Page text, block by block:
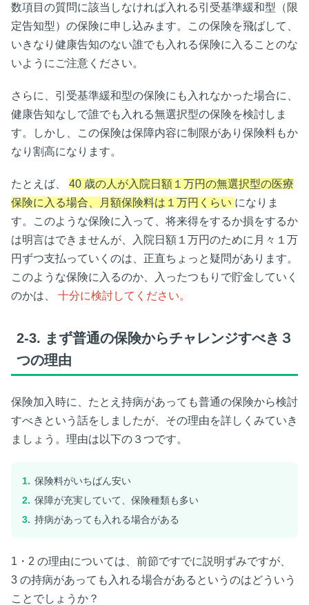
数項目の質問に該当しなければ入れる引受基準緩和型（限
定告知型）の保険に申し込みます。この保険を飛ばして、
いきなり健康告知のない誰でも入れる保険に入ることのな
いようにご注意ください。
さらに、引受基準緩和型の保険にも入れなかった場合に、
健康告知なしで誰でも入れる無選択型の保険を検討しま
す。しかし、この保険は保障内容に制限があり保険料もか
なり割高になります。
たとえば、 40 歳の人が入院日額１万円の無選択型の医療
保険に入る場合、月額保険料は１万円くらい になりま
す。このような保険に入って、将来得をするか損をするか
は明言はできませんが、入院日額１万円のために月々１万
円ずつ支払っていくのは、正直ちょっと疑問があります。
このような保険に入るのか、入ったつもりで貯金していく
のかは、 十分に検討してください。
2-3. まず普通の保険からチャレンジすべき３
つの理由
保険加入時に、たとえ持病があっても普通の保険から検討
すべきという話をしましたが、その理由を詳しくみていき
ましょう。理由は以下の３つです。
保険料がいちばん安い
保障が充実していて、保険種類も多い
持病があっても入れる場合がある
1・2 の理由については、前節ですでに説明ずみですが、
3 の持病があっても入れる場合があるというのはどういう
ことでしょうか？